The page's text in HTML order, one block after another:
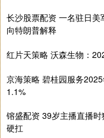
长沙股票配资 一名驻日
向特朗普解释
红片天策略 沃森生物：
京海策略 碧桂园服务
1.1%
镕盛配资 39岁主播直播
硬扛